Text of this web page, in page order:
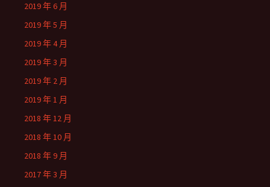
2019 年 6 月
2019 年 5 月
2019 年 4 月
2019 年 3 月
2019 年 2 月
2019 年 1 月
2018 年 12 月
2018 年 10 月
2018 年 9 月
2017 年 3 月